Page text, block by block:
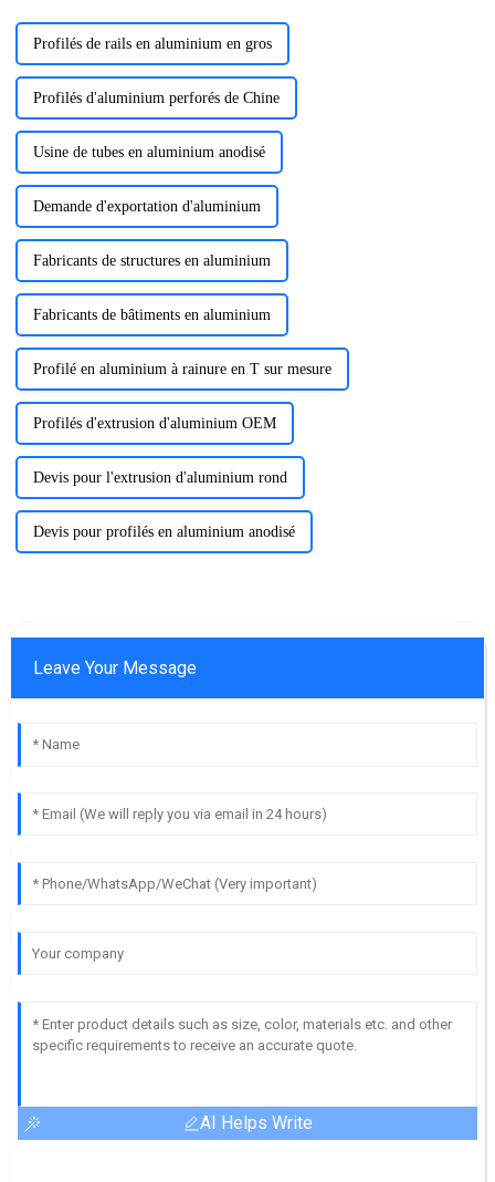
Profilés de rails en aluminium en gros
Profilés d'aluminium perforés de Chine
Usine de tubes en aluminium anodisé
Demande d'exportation d'aluminium
Fabricants de structures en aluminium
Fabricants de bâtiments en aluminium
Profilé en aluminium à rainure en T sur mesure
Profilés d'extrusion d'aluminium OEM
Devis pour l'extrusion d'aluminium rond
Devis pour profilés en aluminium anodisé
Leave Your Message
AI Helps Write